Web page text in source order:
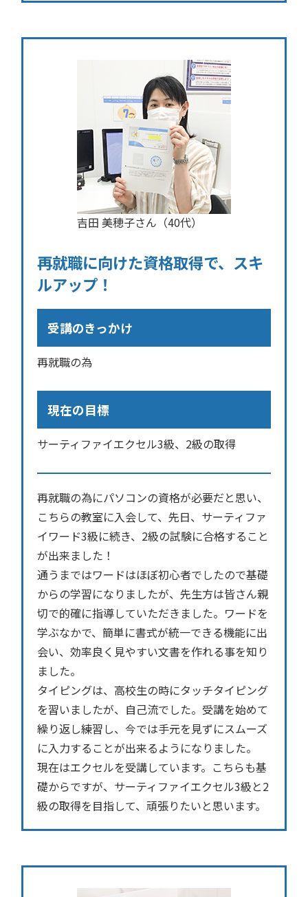
吉田 美穂子さん（40代）
再就職に向けた資格取得で、スキ
ルアップ！
受講のきっかけ
再就職の為
現在の目標
サーティファイエクセル3級、2級の取得
再就職の為にパソコンの資格が必要だと思い、
こちらの教室に入会して、先日、サーティファ
イワード3級に続き、2級の試験に合格すること
が出来ました！
通うまではワードはほぼ初心者でしたので基礎
からの学習になりましたが、先生方は皆さん親
切で的確に指導していただきました。ワードを
学ぶなかで、簡単に書式が統一できる機能に出
会い、効率良く見やすい文書を作れる事を知り
ました。
タイピングは、高校生の時にタッチタイピング
を習いましたが、自己流でした。受講を始めて
繰り返し練習し、今では手元を見ずにスムーズ
に入力することが出来るようになりました。
現在はエクセルを受講しています。こちらも基
礎からですが、サーティファイエクセル3級と2
級の取得を目指して、頑張りたいと思います。